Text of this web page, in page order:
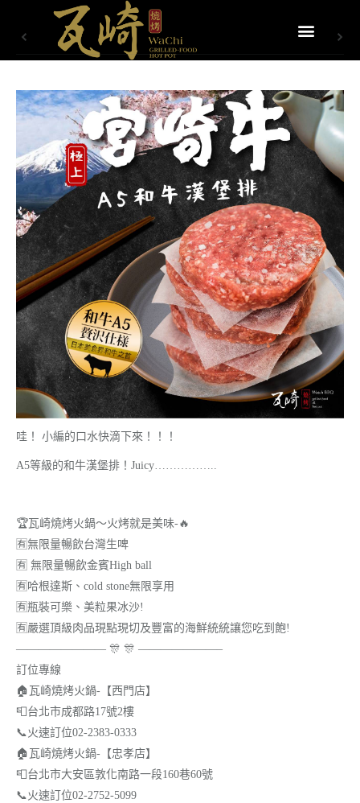
哇！ 小編的口水快滴下來！！！
A5等級的和牛漢堡排！Juicy……………..
🏆瓦崎燒烤火鍋～火烤就是美味-🔥
🈶無限量暢飲台灣生啤
🈶 無限量暢飲金賓High ball
🈶 哈根達斯、cold stone無限享用
🈶瓶裝可樂、美粒果冰沙!
🈶 嚴選頂級肉品現點現切及豐富的海鮮統統讓您吃到飽!
———————— 🎊 🎊 ———————–
訂位專線
🏠 瓦崎燒烤火鍋-【西門店】
📮 台北市成都路17號2樓
📞火速訂位02-2383-0333
🏠 瓦崎燒烤火鍋-【忠孝店】
📮 台北市大安區敦化南路一段160巷60號
📞火速訂位02-2752-5099